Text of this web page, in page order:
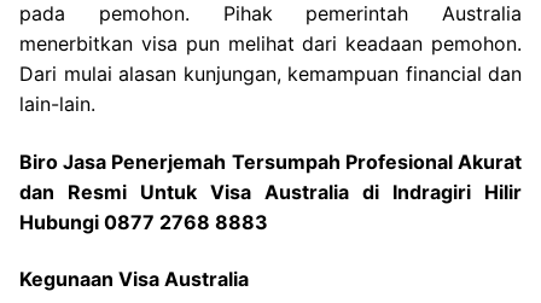
pada pemohon. Pihak pemerintah Australia
menerbitkan visa pun melihat dari keadaan pemohon.
Dari mulai alasan kunjungan, kemampuan financial dan
lain-lain.
Biro Jasa Penerjemah Tersumpah Profesional Akurat
dan Resmi Untuk Visa Australia di Indragiri Hilir
Hubungi 0877 2768 8883
Kegunaan Visa Australia